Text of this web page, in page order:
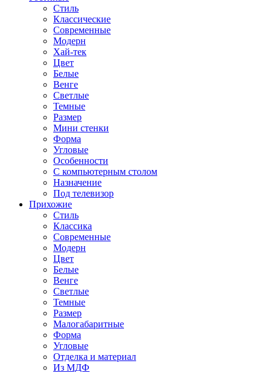
Стиль
Классические
Современные
Модерн
Хай-тек
Цвет
Белые
Венге
Светлые
Темные
Размер
Мини стенки
Форма
Угловые
Особенности
С компьютерным столом
Назначение
Под телевизор
Прихожие
Стиль
Классика
Современные
Модерн
Цвет
Белые
Венге
Светлые
Темные
Размер
Малогабаритные
Форма
Угловые
Отделка и материал
Из МДФ